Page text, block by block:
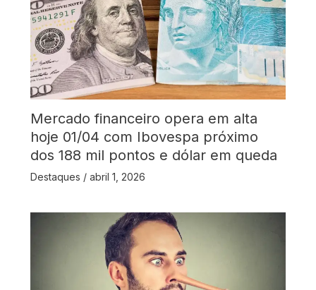
Mercado financeiro opera em alta
hoje 01/04 com Ibovespa próximo
dos 188 mil pontos e dólar em queda
Destaques / abril 1, 2026